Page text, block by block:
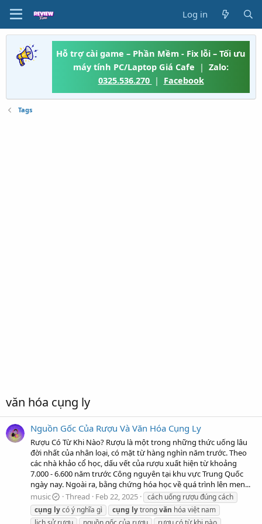
Log in
Hỗ trợ cài game – Phần Mềm - Fix lỗi – Tối ưu
máy tính PC/Laptop Giá Cafe | Zalo:
0325.536.270 | Facebook
Tags
văn hóa cụng ly
Nguồn Gốc Của Rượu Và Văn Hóa Cụng Ly
Rượu Có Từ Khi Nào? Rượu là một trong những thức uống lâu
đời nhất của nhân loại, có mặt từ hàng nghìn năm trước. Theo
các nhà khảo cổ học, dấu vết của rượu xuất hiện từ khoảng
7.000 - 6.600 năm trước Công nguyên tại khu vực Trung Quốc
ngày nay. Ngoài ra, bằng chứng hóa học về quá trình lên men...
music
Thread Feb 22, 2025
cách uống rượu đúng cách
cụng lycó ý nghĩa gì cụng lytrongvăn hóa việt nam